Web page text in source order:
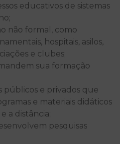
educativos de sistemas
não formal, como
hospitais, asilos,
e clubes;
sua formação
públicos e privados que
e materiais didáticos
a distância;
pesquisas